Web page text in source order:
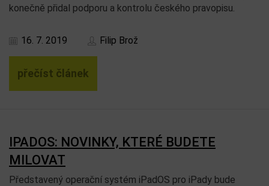
konečně přidal podporu a kontrolu českého pravopisu.
16. 7. 2019 Filip Brož
přečíst článek
IPADOS: NOVINKY, KTERÉ BUDETE
MILOVAT
Představený operační systém iPadOS pro iPady bude